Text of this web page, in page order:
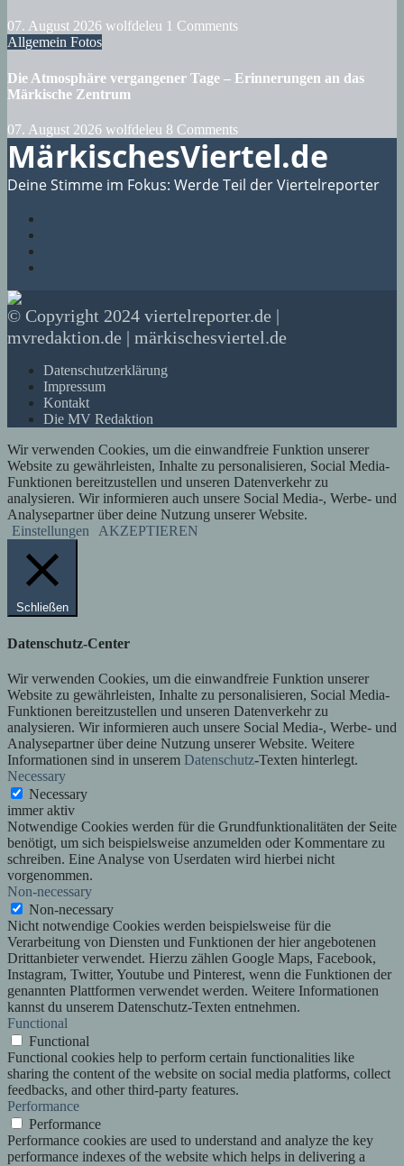
07. August 2026 wolfdeleu 1 Comments
Allgemein Fotos
Die Atmosphäre vergangener Tage – Erinnerungen an das
Märkische Zentrum
07. August 2026 wolfdeleu 8 Comments
MärkischesViertel.de
Deine Stimme im Fokus: Werde Teil der Viertelreporter
© Copyright 2024 viertelreporter.de |
mvredaktion.de | märkischesviertel.de
Datenschutzerklärung
Impressum
Kontakt
Die MV Redaktion
Wir verwenden Cookies, um die einwandfreie Funktion unserer
Website zu gewährleisten, Inhalte zu personalisieren, Social Media-
Funktionen bereitzustellen und unseren Datenverkehr zu
analysieren. Wir informieren auch unsere Social Media-, Werbe- und
Analysepartner über deine Nutzung unserer Website.
Einstellungen
AKZEPTIEREN
Schließen
Datenschutz-Center
Wir verwenden Cookies, um die einwandfreie Funktion unserer
Website zu gewährleisten, Inhalte zu personalisieren, Social Media-
Funktionen bereitzustellen und unseren Datenverkehr zu
analysieren. Wir informieren auch unsere Social Media-, Werbe- und
Analysepartner über deine Nutzung unserer Website. Weitere
Informationen sind in unserem Datenschutz-Texten hinterlegt.
Necessary
Necessary
immer aktiv
Notwendige Cookies werden für die Grundfunktionalitäten der Seite
benötigt, um sich beispielsweise anzumelden oder Kommentare zu
schreiben. Eine Analyse von Userdaten wird hierbei nicht
vorgenommen.
Non-necessary
Non-necessary
Nicht notwendige Cookies werden beispielsweise für die
Verarbeitung von Diensten und Funktionen der hier angebotenen
Drittanbieter verwendet. Hierzu zählen Google Maps, Facebook,
Instagram, Twitter, Youtube und Pinterest, wenn die Funktionen der
genannten Plattformen verwendet werden. Weitere Informationen
kannst du unserem Datenschutz-Texten entnehmen.
Functional
Functional
Functional cookies help to perform certain functionalities like
sharing the content of the website on social media platforms, collect
feedbacks, and other third-party features.
Performance
Performance
Performance cookies are used to understand and analyze the key
performance indexes of the website which helps in delivering a